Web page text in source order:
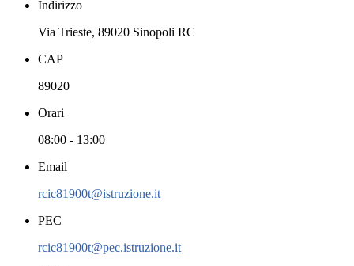
Indirizzo
Via Trieste, 89020 Sinopoli RC
CAP
89020
Orari
08:00 - 13:00
Email
rcic81900t@istruzione.it
PEC
rcic81900t@pec.istruzione.it